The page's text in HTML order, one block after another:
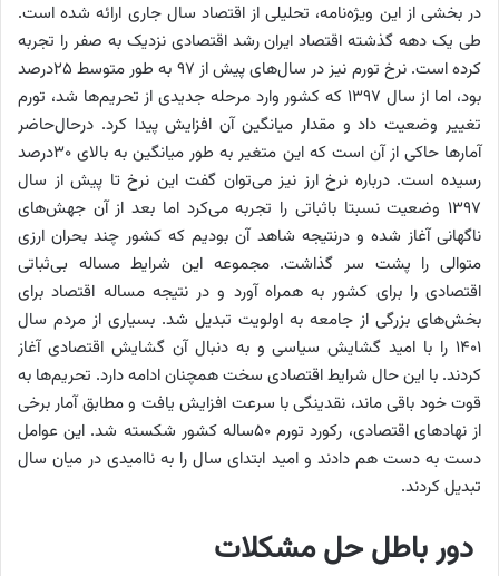
در بخشی از این ویژه‌نامه، تحلیلی از اقتصاد سال جاری ارائه شده است.
طی یک دهه گذشته اقتصاد ایران رشد اقتصادی نزدیک به صفر را تجربه
کرده است. نرخ تورم نیز در سال‌های پیش از ۹۷ به طور متوسط ۲۵درصد
بود، اما از سال ۱۳۹۷ که کشور وارد مرحله جدیدی از تحریم‌ها شد، تورم
تغییر وضعیت داد و مقدار میانگین آن افزایش پیدا کرد. درحال‌حاضر
آمارها حاکی از آن است که این متغیر به طور میانگین به بالای ۳۰درصد
رسیده است. درباره نرخ ارز نیز می‌توان گفت این نرخ تا پیش از سال
۱۳۹۷ وضعیت نسبتا باثباتی را تجربه می‌کرد اما بعد از آن جهش‌های
ناگهانی آغاز شده و درنتیجه شاهد آن بودیم که کشور چند بحران ارزی
متوالی را پشت سر گذاشت. مجموعه این شرایط مساله بی‌ثباتی
اقتصادی را برای کشور به همراه آورد و در نتیجه مساله اقتصاد برای
بخش‌های بزرگی از جامعه به اولویت تبدیل شد. بسیاری از مردم سال
۱۴۰۱ را با امید گشایش سیاسی و به دنبال آن گشایش اقتصادی آغاز
کردند. با این حال شرایط اقتصادی سخت همچنان ادامه دارد. تحریم‌ها به
قوت خود باقی ماند، نقدینگی با سرعت افزایش یافت و مطابق آمار برخی
از نهادهای اقتصادی، رکورد تورم ۵۰ساله کشور شکسته شد. این عوامل
دست به دست هم دادند و امید ابتدای سال را به ناامیدی در میان سال
تبدیل کردند.
دور باطل حل مشکلات